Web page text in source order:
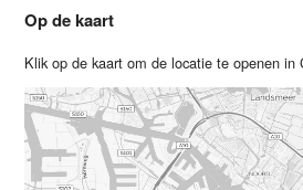
Op de kaart
Klik op de kaart om de locatie te openen in